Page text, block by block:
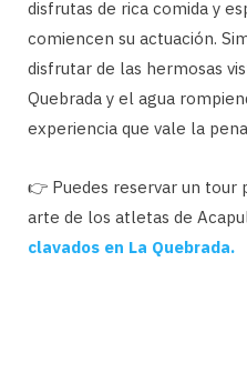
disfrutas de rica comida y
comiencen su actuación.
disfrutar de las hermosas
Quebrada y el agua
experiencia que vale la
👉 Puedes reservar un tour
arte de los atletas de
clavados en La Quebrada.